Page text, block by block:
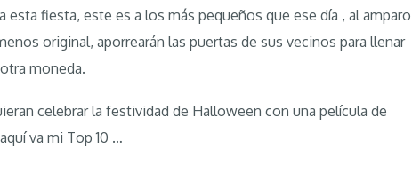
esta fiesta, este es a los más pequeños que ese día , al amparo
original, aporrearán las puertas de sus vecinos para llenar
moneda.
celebrar la festividad de Halloween con una película de
va mi Top 10 …